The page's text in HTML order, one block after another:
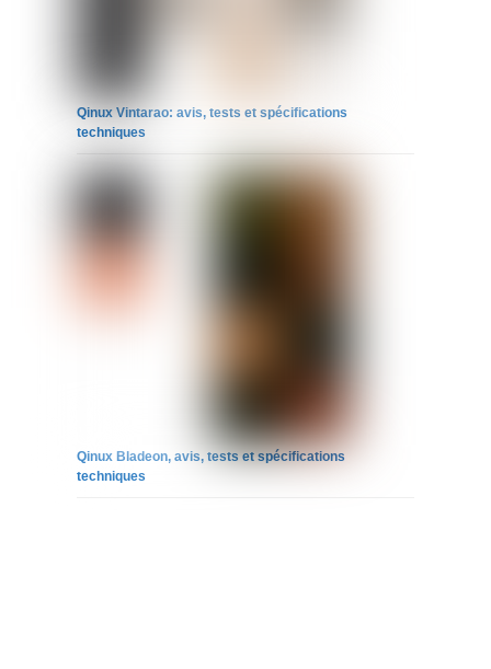
Qinux Vintarao: avis, tests et spécifications
techniques
Qinux Bladeon, avis, tests et spécifications
techniques